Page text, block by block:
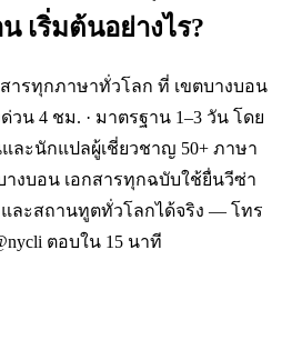
เริ่มต้นอย่างไร?
ารทุกภาษาทั่วโลก ที่ เขตบางบอน
วน 4 ชม. · มาตรฐาน 1–3 วัน โดย
และนักแปลผู้เชี่ยวชาญ 50+ ภาษา
างบอน เอกสารทุกฉบับใช้ยื่นวีซ่า
และสถานทูตทั่วโลกได้จริง — โทร
ตอบใน 15 นาที